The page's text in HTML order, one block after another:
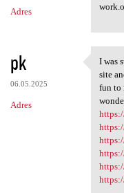
Adres
pk
06.05.2025
Adres
I was
I was
site
fun to